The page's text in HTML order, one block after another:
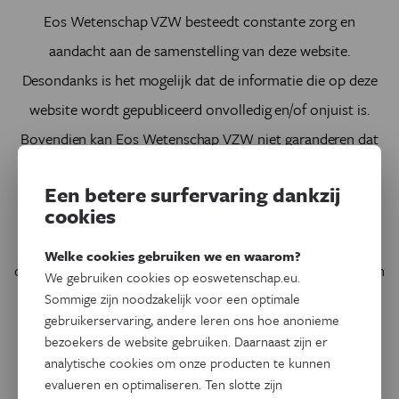
Eos Wetenschap VZW besteedt constante zorg en
aandacht aan de samenstelling van deze website.
Desondanks is het mogelijk dat de informatie die op deze
website wordt gepubliceerd onvolledig en/of onjuist is.
Bovendien kan Eos Wetenschap VZW niet garanderen dat
waarvoor u de informatie raadpleegt.
of op forums, en andere mededelingen op deze website, zijn
van de persoon die aan het woord is (bijv. geïnterviewde,
forumlid, auteur) en behoeven niet noodzakelijkerwijs
overeen te komen met die vanEos Wetenschap VZW.
Een betere surfervaring dankzij
cookies
Welke cookies gebruiken we en waarom?
We gebruiken cookies op eoswetenschap.eu.
Sommige zijn noodzakelijk voor een optimale
gebruikerservaring, andere leren ons hoe anonieme
bezoekers de website gebruiken. Daarnaast zijn er
analytische cookies om onze producten te kunnen
evalueren en optimaliseren. Ten slotte zijn